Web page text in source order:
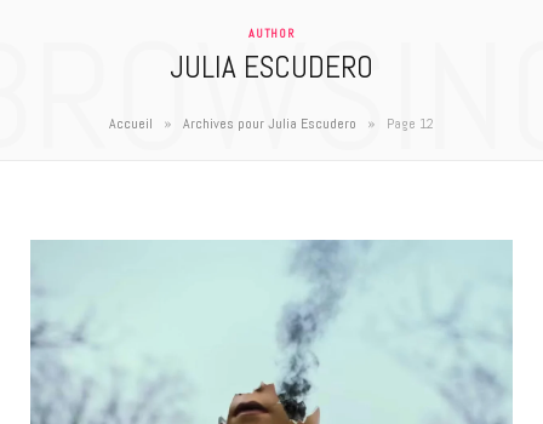
AUTHOR
JULIA ESCUDERO
Accueil » Archives pour Julia Escudero » Page 12